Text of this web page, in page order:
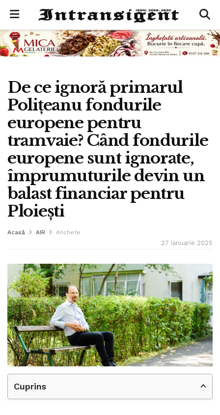
De ce ignoră primarul
Polițeanu fondurile
europene pentru
tramvaie? Când fondurile
europene sunt ignorate,
împrumuturile devin un
balast financiar pentru
Ploiești
Acasă AIR Anchete
27 ianuarie 2025
Cuprins